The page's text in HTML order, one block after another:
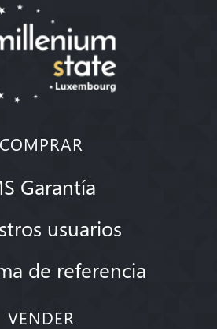
COMPRAR
Garantía
usuarios
de referencia
VENDER